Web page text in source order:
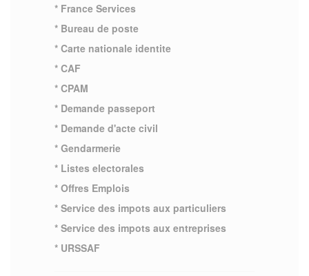
* France Services
* Bureau de poste
* Carte nationale identite
* CAF
* CPAM
* Demande passeport
* Demande d'acte civil
* Gendarmerie
* Listes electorales
* Offres Emplois
* Service des impots aux particuliers
* Service des impots aux entreprises
* URSSAF